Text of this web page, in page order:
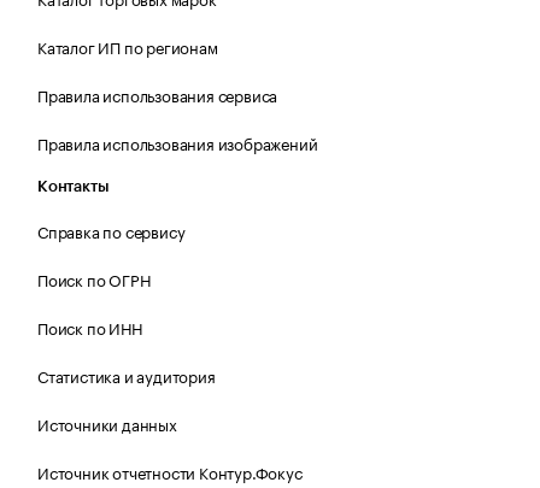
Каталог ИП по регионам
Правила использования сервиса
Правила использования изображений
Контакты
Справка по сервису
Поиск по ОГРН
Поиск по ИНН
Статистика и аудитория
Источники данных
Источник отчетности Контур.Фокус